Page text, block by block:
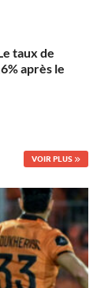
taux de
après le
VOIR PLUS